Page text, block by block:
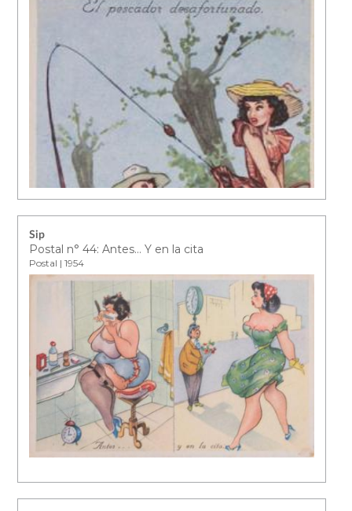
Sip
Postal n° 44: Antes… Y en la cita
Postal | 1954